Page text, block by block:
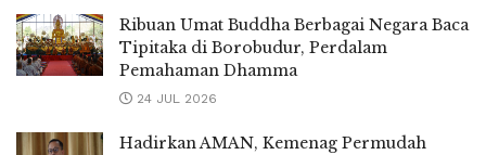
Ribuan Umat Buddha Berbagai Negara Baca
Tipitaka di Borobudur, Perdalam
Pemahaman Dhamma
24 JUL 2026
Hadirkan AMAN, Kemenag Permudah